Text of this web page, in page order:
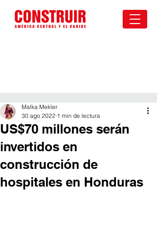
US$70 millones serán
invertidos en
construcción de
hospitales en Honduras
Malka Mekler
30 ago 2022 1 min de lectura